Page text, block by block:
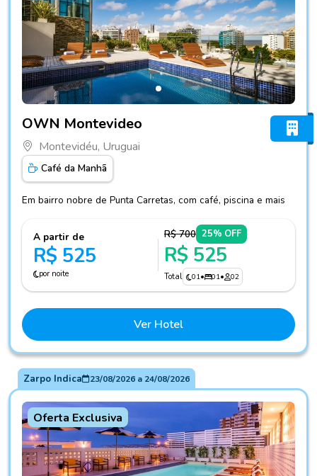
OWN Montevideo
Montevidéu, Uruguai
Café da Manhã
Em bairro nobre de Punta Carretas, com café, piscina e mais
A partir de
R$ 525
por noite
R$ 700 25% OFF
R$ 525
Total 01• 01• 02
Ver Hotel
Zarpo Indica 23/08/2026a 24/08/2026
Oferta Exclusiva